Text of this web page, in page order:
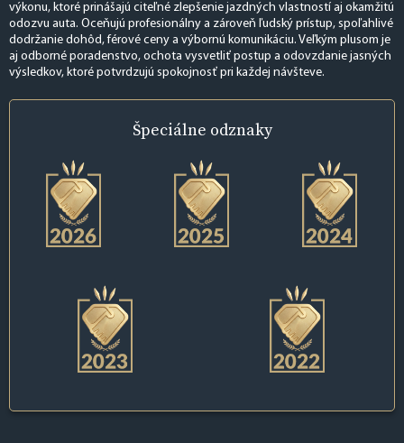
výkonu, ktoré prinášajú citeľné zlepšenie jazdných vlastností aj okamžitú
odozvu auta. Oceňujú profesionálny a zároveň ľudský prístup, spoľahlivé
dodržanie dohôd, férové ceny a výbornú komunikáciu. Veľkým plusom je
aj odborné poradenstvo, ochota vysvetliť postup a odovzdanie jasných
výsledkov, ktoré potvrdzujú spokojnosť pri každej návšteve.
Špeciálne odznaky